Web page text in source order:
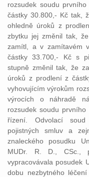
rozsudek soudu
částky 30.800,- Kč tak,
ohledně úroků z
zbytku jej změnil tak,
zamítl, a v zamítavém
částky 33.700,- Kč s
stupně změnil tak, že
úroků z prodlení z
vyhovujícím výrokům
výrocích o náhradě
rozsudek soudu
řízení. Odvolací
pojistných smluv a
znaleckého posudku
MUDr. R. D., CSc.,
vypracovávala posudek
dobu nezbytného